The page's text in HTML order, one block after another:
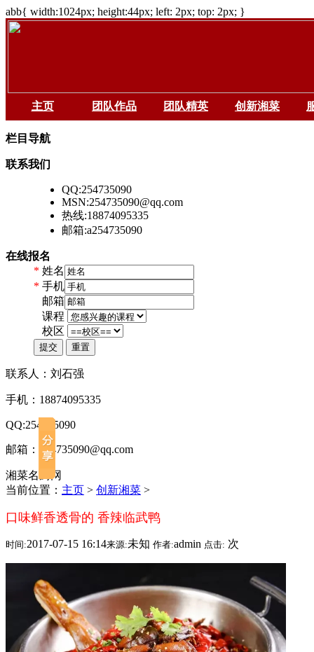
abb{ width:1024px; height:44px; left: 2px; top: 2px; }
主页 团队作品 团队精英 创新湘菜
栏目导航
联系我们
QQ:254735090
MSN:254735090@qq.com
热线:18874095335
邮箱:a254735090
在线报名
* 姓名
* 手机
邮箱
课程
校区
提交 重置
联系人：刘石强
手机：18874095335
QQ:254735090
邮箱：254735090@qq.com
湘菜名厨网
当前位置： 主页 > 创新湘菜 >
口味鲜香透骨的 香辣临武鸭
时间:2017-07-15 16:14来源:未知 作者:admin 点击: 次